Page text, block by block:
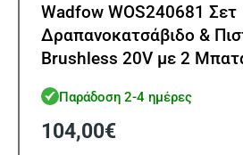
Wadfow WOS240681 Σετ
Δραπανοκατσάβιδο &
Brushless 20V με 2
Παράδοση 2-4 ημέρες
104,00€